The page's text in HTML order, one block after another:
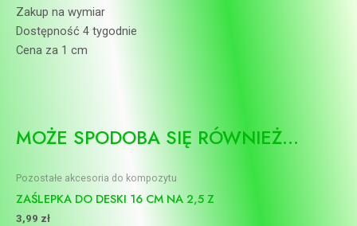
Zakup na wymiar
Dostępność 4 tygodnie
Cena za 1 cm
MOŻE SPODOBA SIĘ RÓWNIEŻ…
Pozostałe akcesoria do kompozytu
ZAŚLEPKA DO DESKI 16 CM NA 2,5 Z
3,99 zł